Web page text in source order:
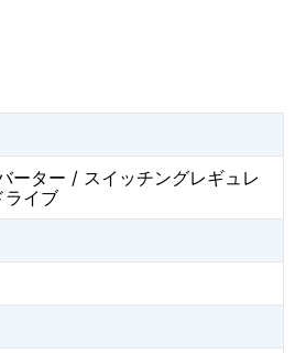
ーター / スイッチングレギュレ
ライブ